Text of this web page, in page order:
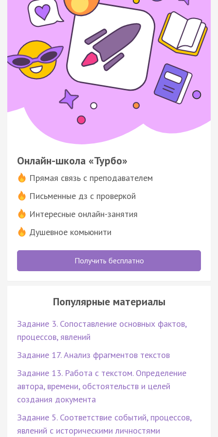
Онлайн-школа «Турбо»
Прямая связь с преподавателем
Письменные дз с проверкой
Интересные онлайн-занятия
Душевное комьюнити
Получить бесплатно
Популярные материалы
Задание 3. Сопоставление основных фактов,
процессов, явлений
Задание 17. Анализ фрагментов текстов
Задание 13. Работа с текстом. Определение
автора, времени, обстоятельств и целей
создания документа
Задание 5. Соответствие событий, процессов,
явлений с историческими личностями